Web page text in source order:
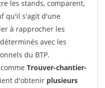
les stands, comparent,
qu'il s'agit d'une
à rapprocher les
avec les
du BTP.
comme Trouver-chantier-
d'obtenir plusieurs